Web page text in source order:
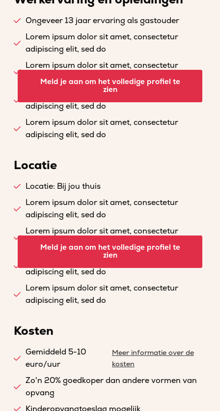
Ongeveer 13 jaar ervaring als gastouder
Lorem ipsum dolor sit amet, consectetur
adipiscing elit, sed do
Lorem ipsum dolor sit amet, consectetur
adipiscing elit, sed do
Lorem ipsum dolor sit amet, consectetur
adipiscing elit, sed do
Lorem ipsum dolor sit amet, consectetur
adipiscing elit, sed do
Meld je aan om het volledige profiel te
zien
Locatie
Locatie: Bij jou thuis
Lorem ipsum dolor sit amet, consectetur
adipiscing elit, sed do
Lorem ipsum dolor sit amet, consectetur
adipiscing elit, sed do
Lorem ipsum dolor sit amet, consectetur
adipiscing elit, sed do
Lorem ipsum dolor sit amet, consectetur
adipiscing elit, sed do
Meld je aan om het volledige profiel te
zien
Kosten
Gemiddeld 5-10
euro/uur
Meer informatie over de
kosten
Zo'n 20% goedkoper dan andere vormen van
opvang
Kinderopvangtoeslag mogelijk